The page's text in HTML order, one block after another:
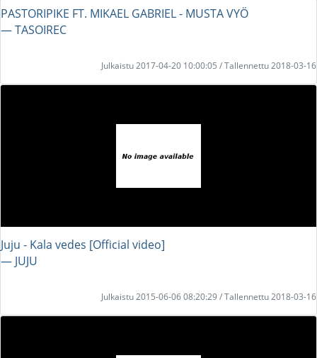
PASTORIPIKE FT. MIKAEL GABRIEL - MUSTA VYÖ
― TASOIREC
Julkaistu 2017-04-20 10:00:05 / Tallennettu 2018-03-16
Juju - Kala vedes [Official video]
― JUJU
Julkaistu 2015-06-06 08:20:29 / Tallennettu 2018-03-16